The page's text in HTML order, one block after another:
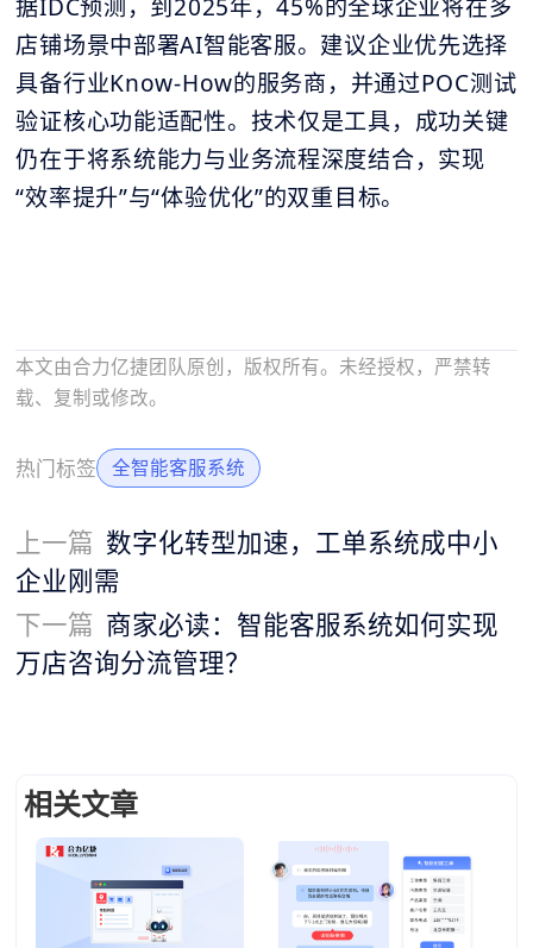
据IDC预测，到2025年，45%的全球企业将在多
店铺场景中部署AI智能客服。建议企业优先选择
具备行业Know-How的服务商，并通过POC测试
验证核心功能适配性。技术仅是工具，成功关键
仍在于将系统能力与业务流程深度结合，实现
“效率提升”与“体验优化”的双重目标。
本文由合力亿捷团队原创，版权所有。未经授权，严禁转
载、复制或修改。
热门标签 全智能客服系统
上一篇 数字化转型加速，工单系统成中小
企业刚需
下一篇 商家必读：智能客服系统如何实现
万店咨询分流管理？
相关文章